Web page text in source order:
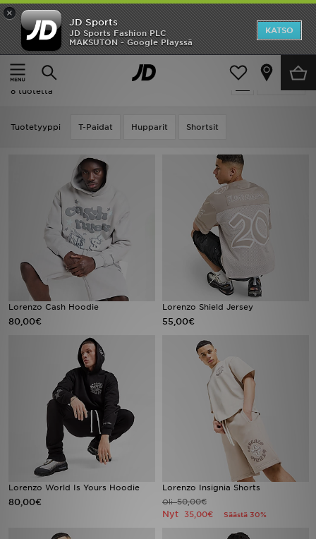
×
JD Sports
JD Sports Fashion PLC
MAKSUTON - Google Playssä
KATSO
Etusivu
Lorenzo
Suodata
Lorenzo
8 tuotetta
Tuotetyyppi T-Paidat Hupparit Shortsit
Lorenzo Cash Hoodie
80,00€
Lorenzo Shield Jersey
55,00€
Lorenzo World Is Yours Hoodie
80,00€
Lorenzo Insignia Shorts
Oli50,00€
Nyt 35,00€ Säästä 30%
Etusivu
Ale
Uutuudet
Tuotemerkit
Inspiroidu
Lataa JD-sovellus
Minun JD
Minun viestini
Asiakaspalvelu ja tietoa